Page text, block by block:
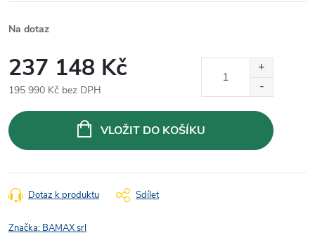
Na dotaz
237 148 Kč
195 990 Kč bez DPH
cena:
VLOŽIT DO KOŠÍKU
Dotaz k produktu Sdílet
Značka: BAMAX srl